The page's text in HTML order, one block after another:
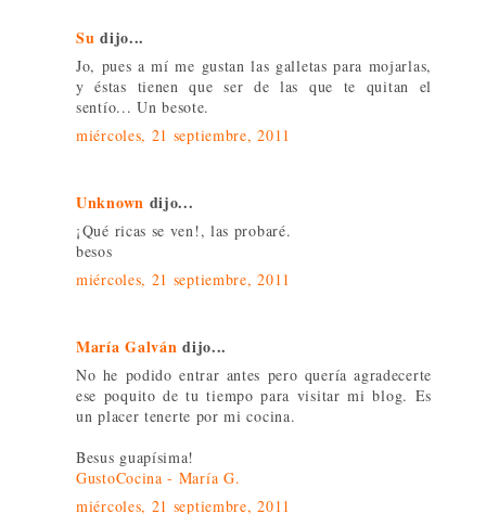
Su dijo...
Jo, pues a mí me gustan las galletas para mojarlas,
y éstas tienen que ser de las que te quitan el
sentío... Un besote.
miércoles, 21 septiembre, 2011
Unknown dijo...
¡Qué ricas se ven!, las probaré.
besos
miércoles, 21 septiembre, 2011
María Galván dijo...
No he podido entrar antes pero quería agradecerte
ese poquito de tu tiempo para visitar mi blog. Es
un placer tenerte por mi cocina.
Besus guapísima!
GustoCocina - María G.
miércoles, 21 septiembre, 2011